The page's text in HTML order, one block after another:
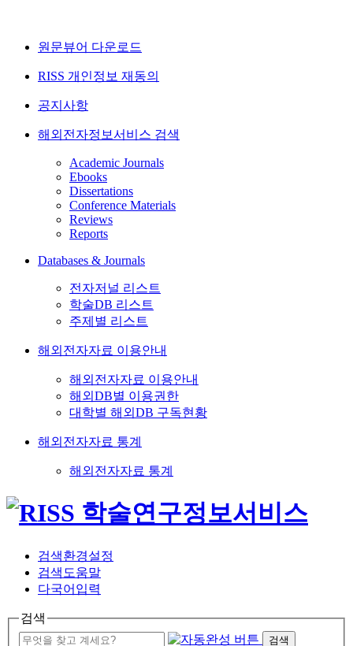
원문뷰어 다운로드
RISS 개인정보 재동의
공지사항
해외전자정보서비스 검색
Academic Journals
Ebooks
Dissertations
Conference Materials
Reviews
Reports
Databases & Journals
전자저널 리스트
학술DB 리스트
주제별 리스트
해외전자자료 이용안내
해외전자자료 이용안내
해외DB별 이용권한
대학별 해외DB 구독현황
해외전자자료 통계
해외전자자료 통계
검색환경설정
검색도움말
다국어입력
검색
검색